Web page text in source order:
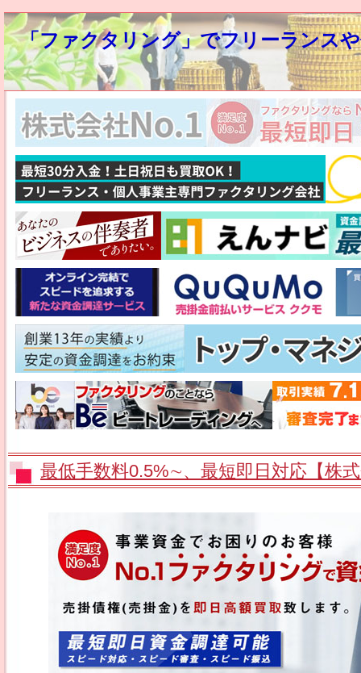
「ファクタリング」でフリーランス
最低手数料0.5%∼、最短即日対応【株